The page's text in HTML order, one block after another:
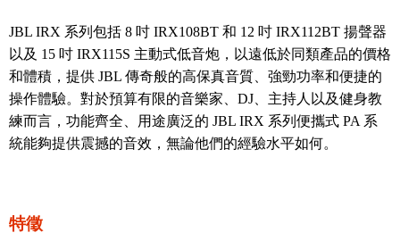
JBL IRX 系列包括 8 吋 IRX108BT 和 12 吋 IRX112BT 揚聲器
以及 15 吋 IRX115S 主動式低音炮， 以遠低於同類產品的價格
和體積，提供 JBL 傳奇般的高保真音質、強勁功率和便捷的
操作體驗。對於預算有限的音樂家、DJ、主持人以及健身教
練而言，功能齊全、用途廣泛的 JBL IRX 系列便攜式 PA 系
統能夠提供震撼的音效，無論他們的經驗水平如何。
特徵